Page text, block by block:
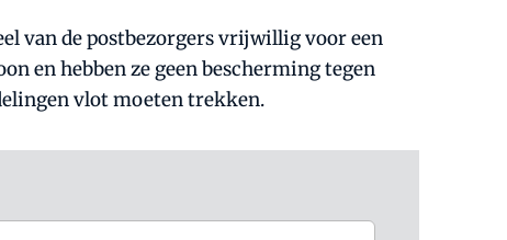
van de postbezorgers vrijwillig voor een
en hebben ze geen bescherming tegen
vlot moeten trekken.